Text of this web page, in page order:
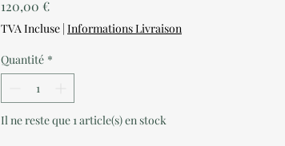
120,00 €Prix
TVA Incluse | Informations Livraison
Quantité *
Il ne reste que 1 article(s) en stock